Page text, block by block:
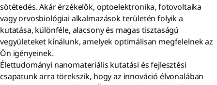
sötétedés. Akár érzékelők, optoelektronika, fotovoltaika
vagy orvosbiológiai alkalmazások területén folyik a
kutatása, különféle, alacsony és magas tisztaságú
vegyületeket kínálunk, amelyek optimálisan megfelelnek az
Ön igényeinek.
Élettudományi nanomateriális kutatási és fejlesztési
csapatunk arra törekszik, hogy az innováció élvonalában